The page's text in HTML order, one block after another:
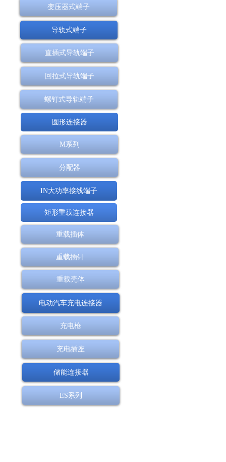
变压器式端子
导轨式端子
直插式导轨端子
回拉式导轨端子
螺钉式导轨端子
圆形连接器
M系列
分配器
IN大功率接线端子
矩形重载连接器
重载插体
重载插针
重载壳体
电动汽车充电连接器
充电枪
充电插座
储能连接器
ES系列